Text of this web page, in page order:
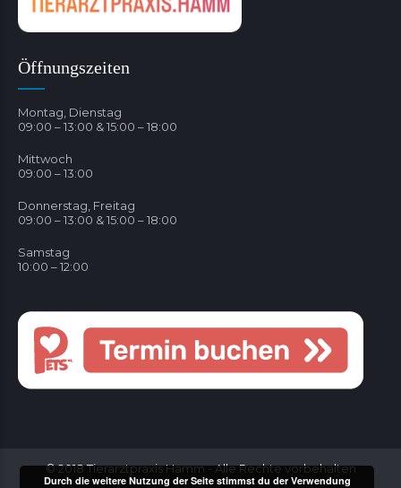
Öffnungszeiten
Montag, Dienstag
09:00 – 13:00 & 15:00 – 18:00
Mittwoch
09:00 – 13:00
Donnerstag, Freitag
09:00 – 13:00 & 15:00 – 18:00
Samstag
10:00 – 12:00
© 2018 Tierarztpraxis Hamm - Alle Rechte vorbehalten
Durch die weitere Nutzung der Seite stimmst du der Verwendung